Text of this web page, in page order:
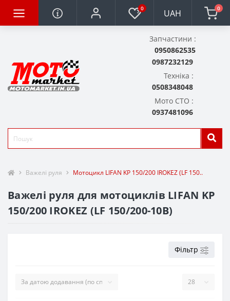
0 UAH 0
Запчастини :
0950862535
0987232129
Техніка :
0508348048
Мото СТО :
0937481096
Важелі руля Мотоцикл LIFAN KP 150/200 IROKEZ (LF 150..
Важелі руля для мотоциклів LIFAN KP
150/200 IROKEZ (LF 150/200-10B)
Фільтр